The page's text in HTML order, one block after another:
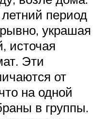
период
украшая
источая
Эти
от
на одной
в группы.